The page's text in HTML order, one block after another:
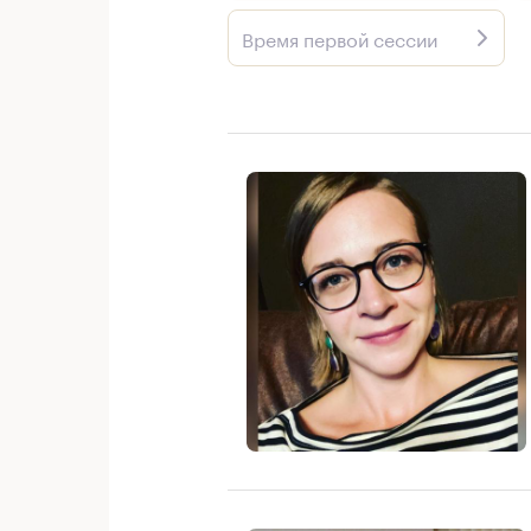
Время первой сессии